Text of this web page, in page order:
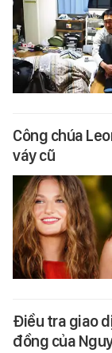
Công chúa
váy cũ
Điều tra giao
đồng của